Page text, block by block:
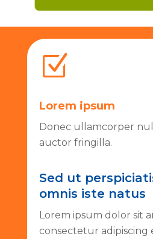
Z
Lorem ipsum
Donec ullamcorper
auctor fringilla.
Sed ut
omnis iste natus
Lorem ipsum dolor sit
consectetur adipiscing